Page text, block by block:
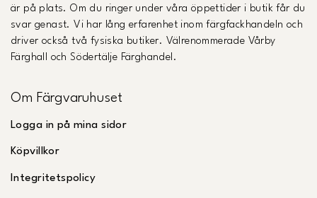
är på plats. Om du ringer under våra öppettider i butik får du
svar genast. Vi har lång erfarenhet inom färgfackhandeln och
driver också två fysiska butiker. Välrenommerade Vårby
Färghall och Södertälje Färghandel.
Om Färgvaruhuset
Logga in på mina sidor
Köpvillkor
Integritetspolicy